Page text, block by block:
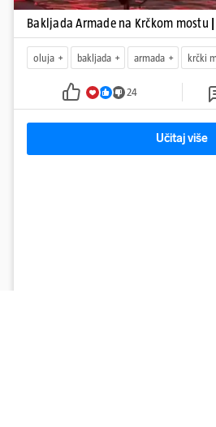
Bakljada Armade na Krčkom mostu
oluja bakljada armada krčki
24
Učitaj više